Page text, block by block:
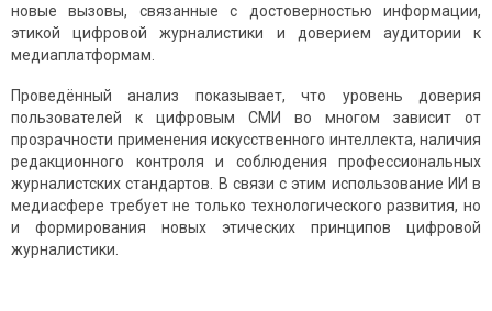
новые вызовы, связанные с достоверностью информации,
этикой цифровой журналистики и доверием аудитории к
медиаплатформам.
Проведённый анализ показывает, что уровень доверия
пользователей к цифровым СМИ во многом зависит от
прозрачности применения искусственного интеллекта, наличия
редакционного контроля и соблюдения профессиональных
журналистских стандартов. В связи с этим использование ИИ в
медиасфере требует не только технологического развития, но
и формирования новых этических принципов цифровой
журналистики.